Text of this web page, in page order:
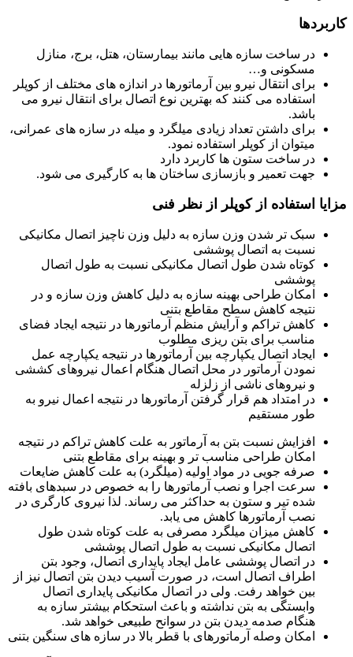
کاربردها
در ساخت سازه هایی مانند بیمارستان، هتل، برج، منازل
مسکونی و…
برای انتقال نیرو بین آرماتورها در اندازه های مختلف از کوپلر
استفاده می کنند که بهترین نوع اتصال برای انتقال نیرو می
باشد.
برای داشتن تعداد زیادی میلگرد و میله در سازه های عمرانی،
میتوان از کوپلر استفاده نمود.
در ساخت ستون ها کاربرد دارد
جهت تعمیر و بازسازی ساختان ها به کارگیری می شود.
مزایا استفاده از کوپلر از نظر فنی
سبک تر شدن وزن سازه به دلیل وزن ناچیز اتصال مکانیکی
نسبت به اتصال پوششی
کوتاه شدن طول اتصال مکانیکی نسبت به طول اتصال
پوششی
امکان طراحی بهینه سازه به دلیل کاهش وزن سازه و در
نتیجه کاهش سطح مقاطع بتنی
کاهش تراکم و آرایش منظم آرماتورها در نتیجه ایجاد فضای
مناسب برای بتن ریزی مطلوب
ایجاد اتصال یکپارچه بین آرماتورها در نتیجه یکپارچه عمل
نمودن آرماتور در محل اتصال هنگام اعمال نیروهای کششی
و نیروهای ناشی از زلزله
در امتداد هم قرار گرفتن آرماتورها در نتیجه اعمال نیرو به
طور مستقیم
افزایش نسبت بتن به آرماتور به علت کاهش تراکم در نتیجه
امکان طراحی مناسب تر و بهینه برای مقاطع بتنی
صرفه جویی در مواد اولیه (میلگرد) به علت کاهش ضایعات
سرعت اجرا و نصب آرماتورها را به خصوص در سبدهای بافته
شده تیر و ستون به حداکثر می رساند. لذا نیروی کارگری در
نصب آرماتورها کاهش می یابد.
کاهش میزان میلگرد مصرفی به علت کوتاه شدن طول
اتصال مکانیکی نسبت به طول اتصال پوششی
در اتصال پوششی عامل ایجاد پایداری اتصال، وجود بتن
اطراف اتصال است، در صورت آسیب دیدن بتن اتصال نیز از
بین خواهد رفت. ولی در اتصال مکانیکی پایداری اتصال
وابستگی به بتن نداشته و باعث استحکام بیشتر سازه به
هنگام صدمه دیدن بتن در سوانح طبیعی خواهد شد.
امکان وصله آرماتورهای با قطر بالا در سازه های سنگین بتنی